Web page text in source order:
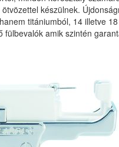
készülnek.
titániumból, 14 illetve
fülbevalók amik szintén